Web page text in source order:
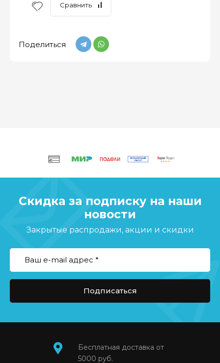
Сравнить
Поделиться
Скидка за подписку на наши
новости
Закрытые распродажи, акции и скидки
Подписаться
Бесплатная доставка от
5000 руб.